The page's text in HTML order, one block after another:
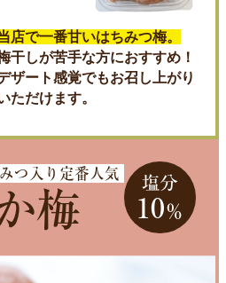
店で一番甘いはちみつ梅。
干しが苦手な方におすすめ！
ザート感覚でもお召し上がり
ただけます。
つ入り定番人気
梅
塩分
10％